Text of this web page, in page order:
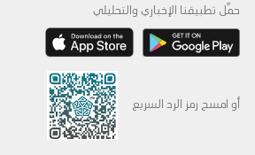
حمِّل تطبيقنا الإخباري والتحليلي
أو امسح رمز الرد السريع